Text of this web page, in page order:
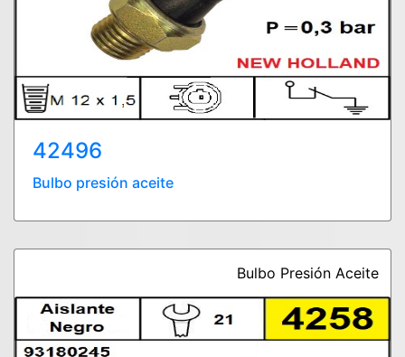
42496
Bulbo presión aceite
Bulbo Presión Aceite